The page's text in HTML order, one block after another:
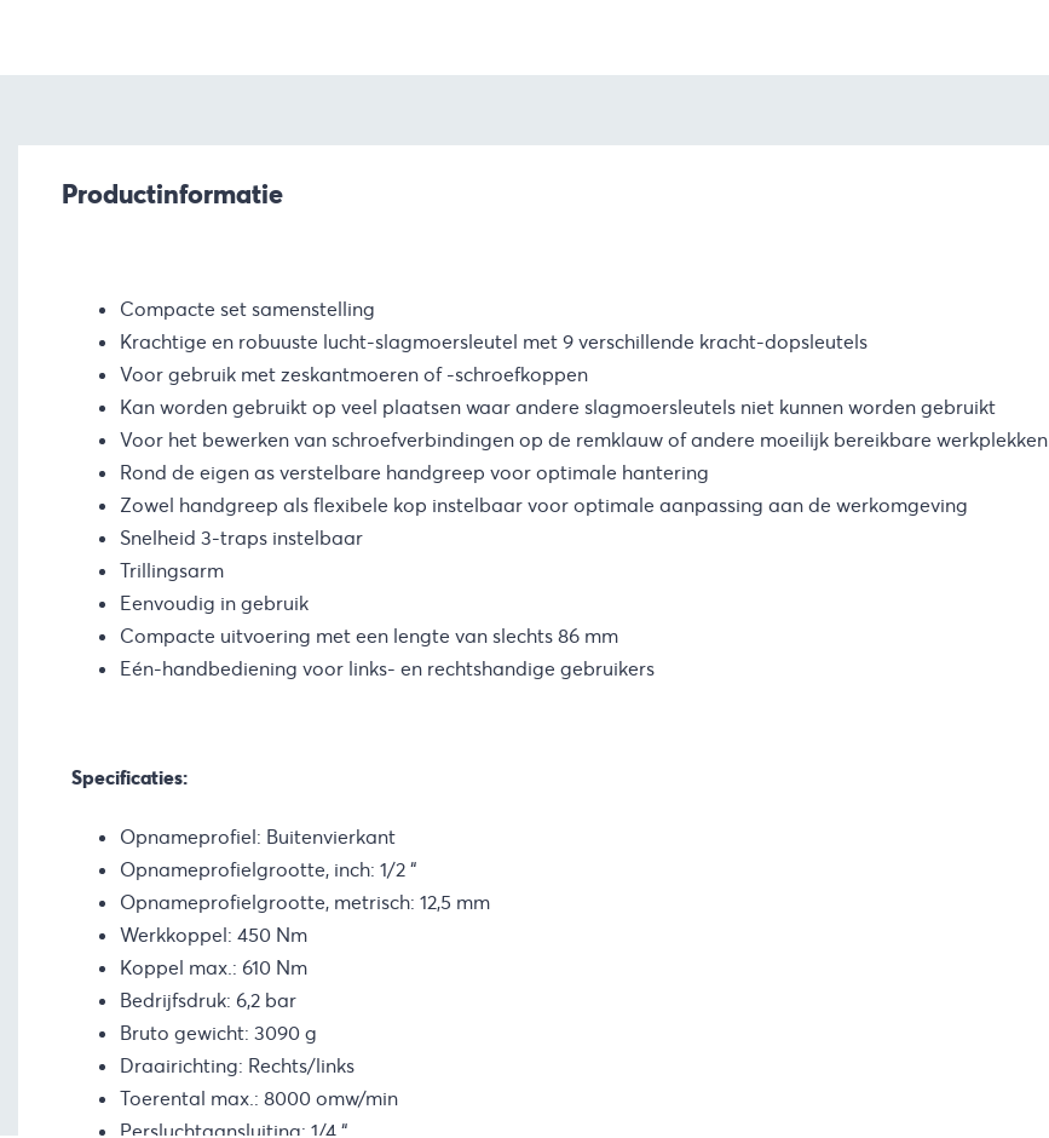
Productinformatie
Compacte set samenstelling
Krachtige en robuuste lucht-slagmoersleutel met 9 verschillende kracht-dopsleutels
Voor gebruik met zeskantmoeren of -schroefkoppen
Kan worden gebruikt op veel plaatsen waar andere slagmoersleutels niet kunnen worden gebruikt
Voor het bewerken van schroefverbindingen op de remklauw of andere moeilijk bereikbare werkplekken
Rond de eigen as verstelbare handgreep voor optimale hantering
Zowel handgreep als flexibele kop instelbaar voor optimale aanpassing aan de werkomgeving
Snelheid 3-traps instelbaar
Trillingsarm
Eenvoudig in gebruik
Compacte uitvoering met een lengte van slechts 86 mm
Eén-handbediening voor links- en rechtshandige gebruikers
Specificaties:
Opnameprofiel: Buitenvierkant
Opnameprofielgrootte, inch: 1/2 “
Opnameprofielgrootte, metrisch: 12,5 mm
Werkkoppel: 450 Nm
Koppel max.: 610 Nm
Bedrijfsdruk: 6,2 bar
Bruto gewicht: 3090 g
Draairichting: Rechts/links
Toerental max.: 8000 omw/min
Persluchtaansluiting: 1/4 “